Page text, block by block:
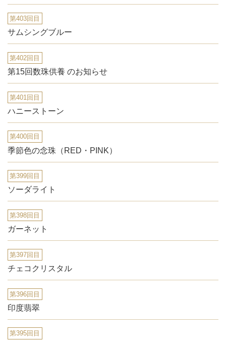
第403回目
サムシングブルー
第402回目
第15回数珠供養 のお知らせ
第401回目
ハニーストーン
第400回目
季節色の念珠（RED・PINK）
第399回目
ソーダライト
第398回目
ガーネット
第397回目
チェコクリスタル
第396回目
印度翡翠
第395回目